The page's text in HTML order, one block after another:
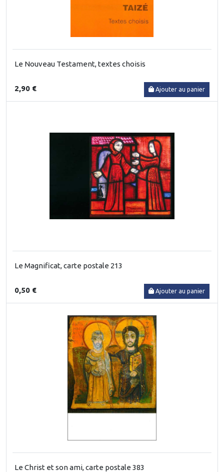
Le Nouveau Testament, textes choisis
2,90 € Ajouter au panier
Le Magnificat, carte postale 213
0,50 € Ajouter au panier
Le Christ et son ami, carte postale 383